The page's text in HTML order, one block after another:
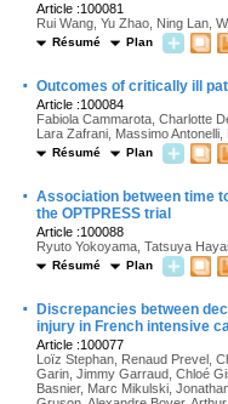
Article :100081
Rui Wang, Yu Zhao, Ning Lan,
Résumé Plan
· Outcomes of critically ill
Article :100084
Fabiola Cammarota, Charlotte
Lara Zafrani, Massimo
Résumé Plan
· Association between time
the OPTPRESS trial
Article :100088
Ryuto Yokoyama, Tatsuya
Résumé Plan
·
Discrepancies between
injury in French intensive
Article :100077
Loïz Stephan, Renaud Prevel,
Garin, Jimmy Garraud, Chloé
Basnier, Marc Mikulski,